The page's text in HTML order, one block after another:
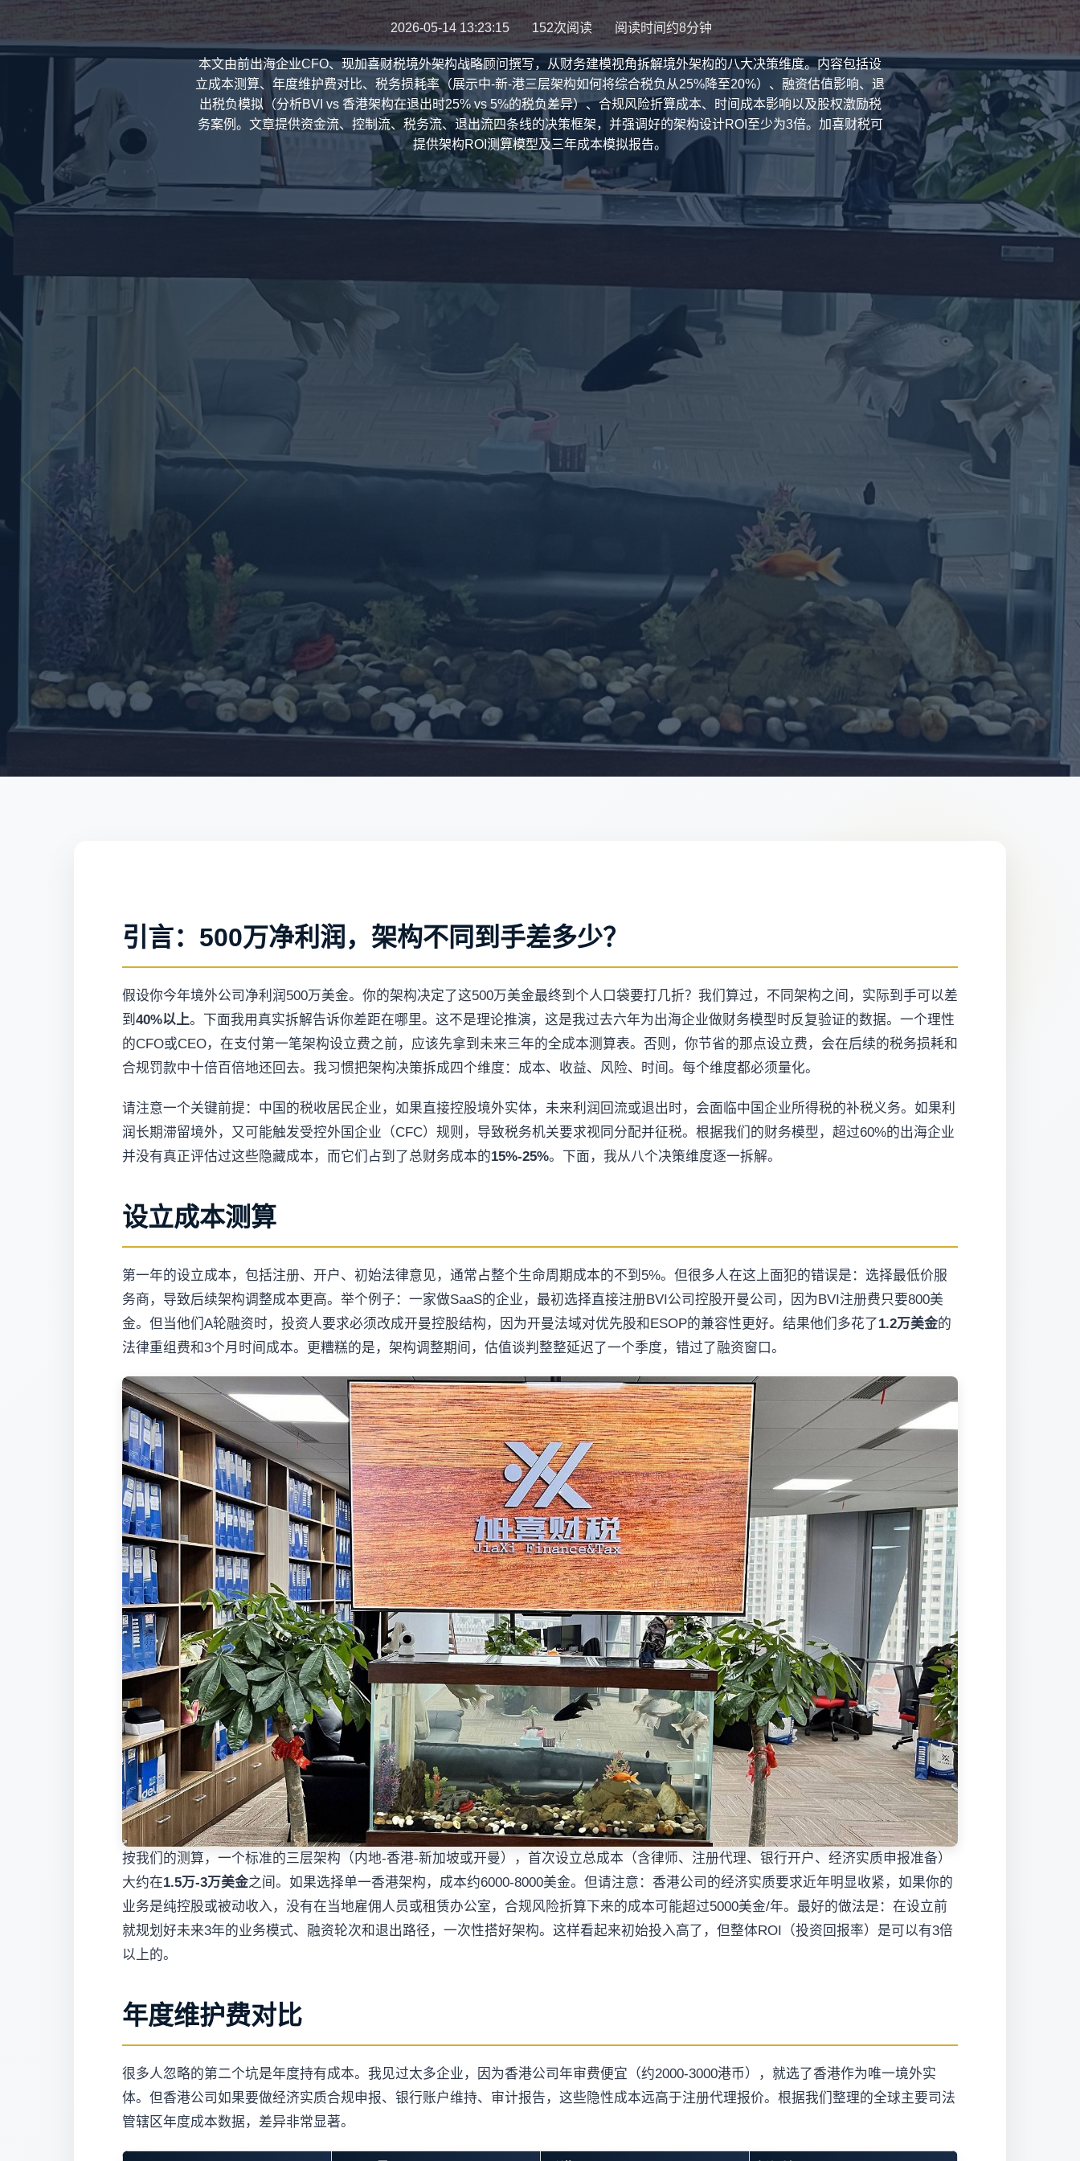
2026-05-14 13:23:15 152次阅读 阅读时间约8分钟
本文由前出海企业CFO、现加喜财税境外架构战略顾问撰写，从财务建模视角拆解境外架构的八大决策维度。内容包括设
立成本测算、年度维护费对比、税务损耗率（展示中-新-港三层架构如何将综合税负从25%降至20%）、融资估值影响、退
出税负模拟（分析BVI vs 香港架构在退出时25% vs 5%的税负差异）、合规风险折算成本、时间成本影响以及股权激励税
务案例。文章提供资金流、控制流、税务流、退出流四条线的决策框架，并强调好的架构设计ROI至少为3倍。加喜财税可
提供架构ROI测算模型及三年成本模拟报告。
引言：500万净利润，架构不同到手差多少？
假设你今年境外公司净利润500万美金。你的架构决定了这500万美金最终到个人口袋要打几折？我们算过，不同架构之间，实际到手可以差
到 40%以上。下面我用真实拆解告诉你差距在哪里。这不是理论推演，这是我过去六年为出海企业做财务模型时反复验证的数据。一个理性
的CFO或CEO，在支付第一笔架构设立费之前，应该先拿到未来三年的全成本测算表。否则，你节省的那点设立费，会在后续的税务损耗和
合规罚款中十倍百倍地还回去。我习惯把架构决策拆成四个维度：成本、收益、风险、时间。每个维度都必须量化。
请注意一个关键前提：中国的税收居民企业，如果直接控股境外实体，未来利润回流或退出时，会面临中国企业所得税的补税义务。如果利
润长期滞留境外，又可能触发受控外国企业（CFC）规则，导致税务机关要求视同分配并征税。根据我们的财务模型，超过60%的出海企业
并没有真正评估过这些隐藏成本，而它们占到了总财务成本的15%-25%。下面，我从八个决策维度逐一拆解。
设立成本测算
第一年的设立成本，包括注册、开户、初始法律意见，通常占整个生命周期成本的不到5%。但很多人在这上面犯的错误是：选择最低价服
务商，导致后续架构调整成本更高。举个例子：一家做SaaS的企业，最初选择直接注册BVI公司控股开曼公司，因为BVI注册费只要800美
金。但当他们A轮融资时，投资人要求必须改成开曼控股结构，因为开曼法域对优先股和ESOP的兼容性更好。结果他们多花了1.2万美金的
法律重组费和3个月时间成本。更糟糕的是，架构调整期间，估值谈判整整延迟了一个季度，错过了融资窗口。
按我们的测算，一个标准的三层架构（内地-香港-新加坡或开曼），首次设立总成本（含律师、注册代理、银行开户、经济实质申报准备）
大约在1.5万-3万美金之间。如果选择单一香港架构，成本约6000-8000美金。但请注意：香港公司的经济实质要求近年明显收紧，如果你的
业务是纯控股或被动收入，没有在当地雇佣人员或租赁办公室，合规风险折算下来的成本可能超过5000美金/年。最好的做法是：在设立前
就规划好未来3年的业务模式、融资轮次和退出路径，一次性搭好架构。这样看起来初始投入高了，但整体ROI（投资回报率）是可以有3倍
以上的。
年度维护费对比
很多人忽略的第二个坑是年度持有成本。我见过太多企业，因为香港公司年审费便宜（约2000-3000港币），就选了香港作为唯一境外实
体。但香港公司如果要做经济实质合规申报、银行账户维持、审计报告，这些隐性成本远高于注册代理报价。根据我们整理的全球主要司法
管辖区年度成本数据，差异非常显著。